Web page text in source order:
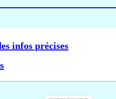
infos précises